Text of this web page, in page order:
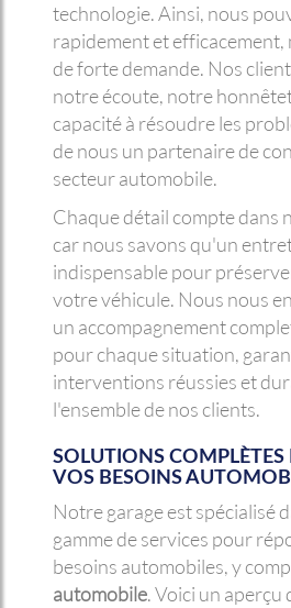
technologie. Ainsi, nous
rapidement et efficacement,
de forte demande. Nos
notre écoute, notre
capacité à résoudre les
de nous un partenaire de
secteur automobile.
Chaque détail compte dans
car nous savons qu'un
indispensable pour
votre véhicule. Nous nous
un accompagnement
pour chaque situation,
interventions réussies et
l'ensemble de nos clients.
SOLUTIONS COMPLÈTES
VOS BESOINS
Notre garage est spécialisé
gamme de services pour
besoins automobiles, y
automobile. Voici un aperçu